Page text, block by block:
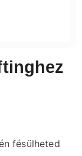
fésülheted